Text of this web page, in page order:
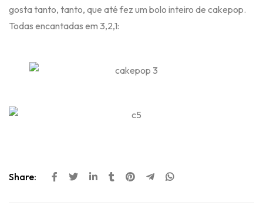
gosta tanto, tanto, que até fez um bolo inteiro de cakepop.
Todas encantadas em 3,2,1:
Share: